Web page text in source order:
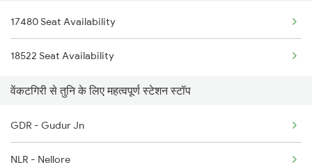
17488 Tirumala Exp
12733 Narayanadri Exp
18046 East Coast Exp
17482 Tpty Bsp Exp
2708 Vskp Ac Dd Spl
2717 Vskp Bza Spl
2718 Bza Vskp Spl
17480 Seat Availability
18522 Seat Availability
वेंकटगिरी से तुनि के लिए महत्वपूर्ण स्टेशन स्टॉप
GDR - Gudur Jn
NLR - Nellore